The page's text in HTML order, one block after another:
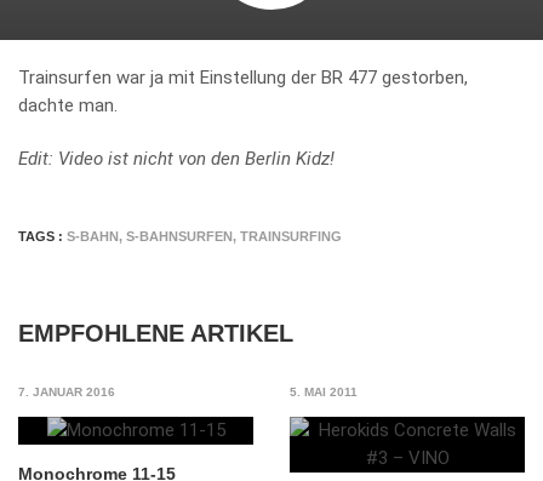
Trainsurfen war ja mit Einstellung der BR 477 gestorben,
dachte man.
Edit: Video ist nicht von den Berlin Kidz!
TAGS : S-BAHN, S-BAHNSURFEN, TRAINSURFING
EMPFOHLENE ARTIKEL
7. JANUAR 2016
Monochrome 11-15
5. MAI 2011